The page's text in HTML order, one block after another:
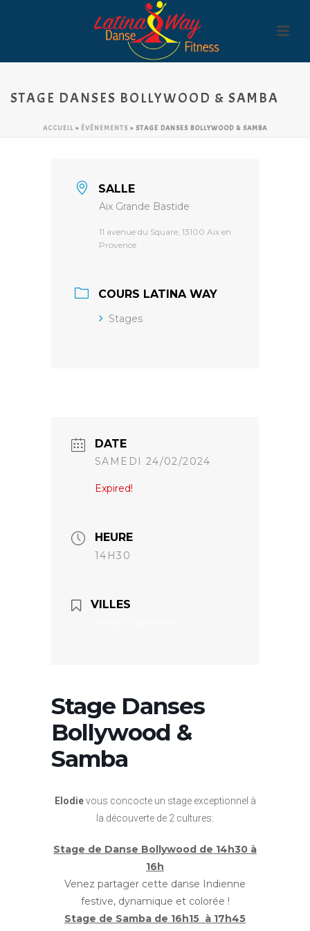
STAGE DANSES BOLLYWOOD & SAMBA
ACCUEIL » ÉVÉNEMENTS » STAGE DANSES BOLLYWOOD & SAMBA
SALLE
Aix Grande Bastide
11 avenue du Square, 13100 Aix en
Provence
COURS LATINA WAY
Stages
DATE
SAMEDI 24/02/2024
Expired!
HEURE
14H30
VILLES
Stage Danses
Bollywood &
Samba
Elodievous concocte un stage exceptionnel à
la découverte de 2 cultures:
Stage de Danse Bollywood de 14h30 à
16h
Venez partager cette danse Indienne
festive, dynamique et colorée !
Stage de Samba de 16h15 à 17h45